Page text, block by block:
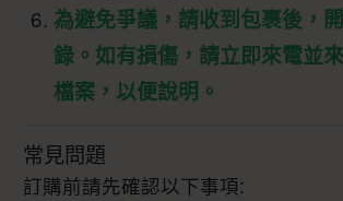
為避免爭議，請收到包裹後，
錄。如有損傷，請立即來電並
檔案，以便說明。
常見問題
訂購前請先確認以下事項: